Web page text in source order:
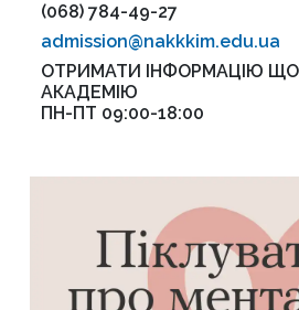
(068) 784-49-27
admission@nakkkim.edu.ua
ОТРИМАТИ ІНФОРМАЦІЮ
АКАДЕМІЮ
ПН-ПТ 09:00-18:00